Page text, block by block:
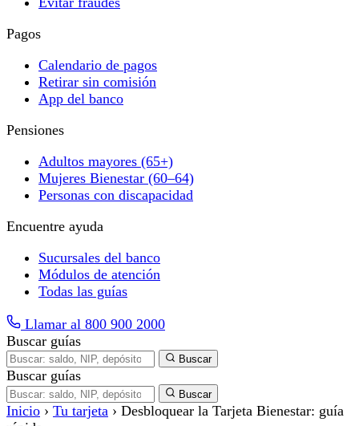
Pagos
Calendario de pagos
Retirar sin comisión
App del banco
Pensiones
Adultos mayores (65+)
Mujeres Bienestar (60–64)
Personas con discapacidad
Encuentre ayuda
Sucursales del banco
Módulos de atención
Todas las guías
Llamar al 800 900 2000
Buscar guías
Buscar
Buscar guías
Buscar
Inicio › Tu tarjeta › Desbloquear la Tarjeta Bienestar: guía